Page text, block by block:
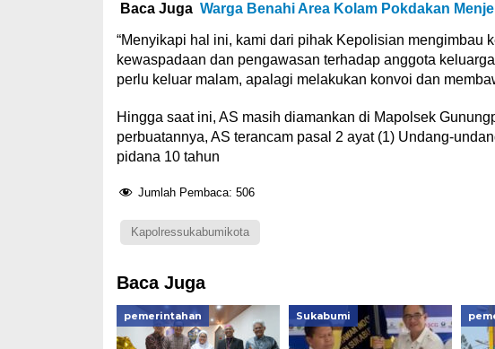
Baca Juga Warga Benahi Area Kolam Pokdakan
“Menyikapi hal ini, kami dari pihak Kepolisian mengimbau
kewaspadaan dan pengawasan terhadap anggota
perlu keluar malam, apalagi melakukan konvoi dan
Hingga saat ini, AS masih diamankan di Mapolsek
perbuatannya, AS terancam pasal 2 ayat (1) Undang-
pidana 10 tahun
Jumlah Pembaca: 506
Kapolressukabumikota
Baca Juga
pemerintahan Sukabumi